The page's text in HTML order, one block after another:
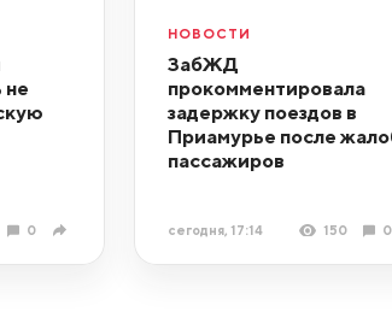
не
0
НОВОСТИ
ЗабЖД
прокомментировала
задержку поездов в
Приамурье после
пассажиров
сегодня, 17:14 150 0